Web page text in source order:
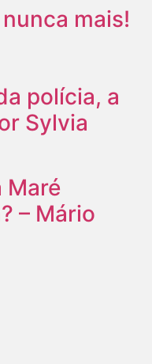
mais!
polícia, a
Sylvia
Maré
– Mário